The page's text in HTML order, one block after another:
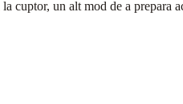
la cuptor, un alt mod de a prepara